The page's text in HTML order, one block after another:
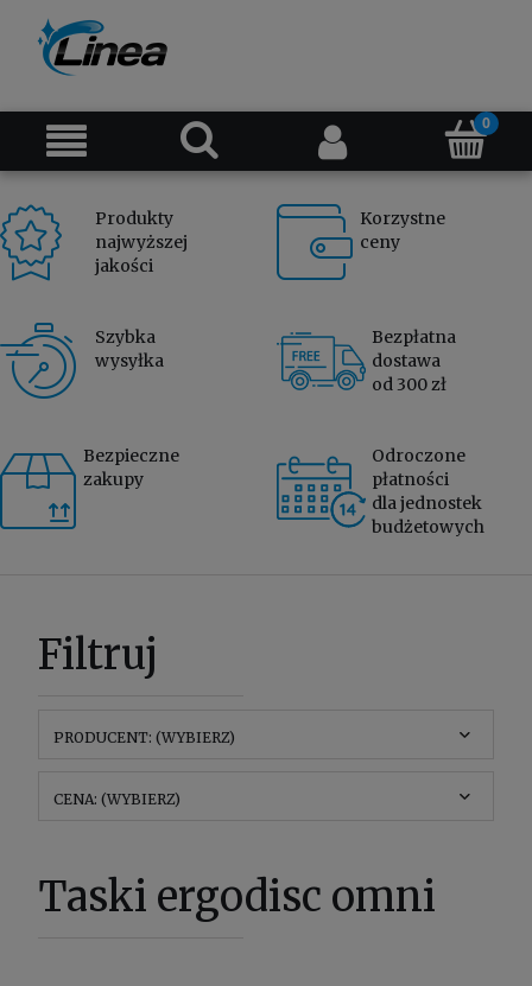
Produkty
najwyższej
jakości
Korzystne
ceny
Szybka
wysyłka
Bezpłatna
dostawa
od 300 zł
Bezpieczne
zakupy
Odroczone
płatności
dla jednostek
budżetowych
Filtruj
PRODUCENT: (WYBIERZ)
CENA: (WYBIERZ)
Taski ergodisc omni